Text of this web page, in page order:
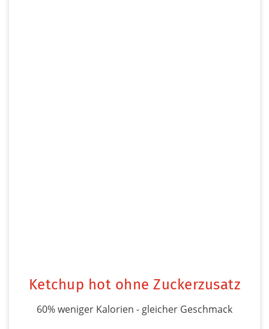
Ketchup hot ohne Zuckerzusatz
60% weniger Kalorien - gleicher Geschmack